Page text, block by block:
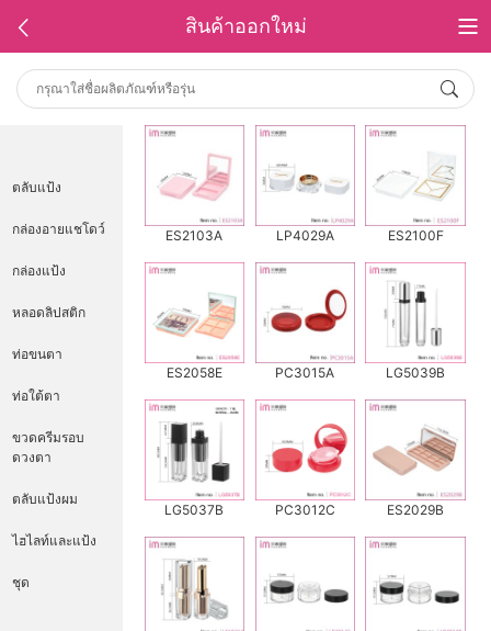
สินค้าออกใหม่
ตลับแป้ง
กล่องอายแชโดว์
กล่องแป้ง
หลอดลิปสติก
ท่อขนตา
ท่อใต้ตา
ขวดครีมรอบ
ดวงตา
ตลับแป้งผม
ไฮไลท์และแป้ง
ชุด
ES2103A LP4029A ES2100F
ES2058E PC3015A LG5039B
LG5037B PC3012C ES2029B